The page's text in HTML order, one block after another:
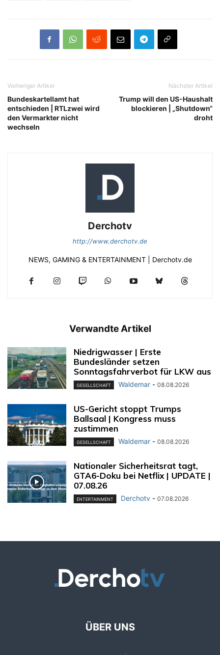
Vorheriger Artikel
Bundeskartellamt hat
entschieden | RTLzwei wird
den Vermarkter nicht
wechseln
Nächster Artikel
Trump will den US-Haushalt
blockieren | „Shutdown“
droht
Derchotv
http://www.derchotv.de
NEWS, GAMING & ENTERTAINMENT | Derchotv.de
Verwandte Artikel
Niedrigwasser | Erste
Bundesländer setzen
Sonntagsfahrverbot für LKW aus
GESELLSCHAFT Waldemar - 08.08.2026
US-Gericht stoppt Trumps
Ballsaal | Kongress muss
zustimmen
GESELLSCHAFT Waldemar - 08.08.2026
Nationaler Sicherheitsrat tagt,
GTA6-Doku bei Netflix | UPDATE |
07.08.26
ENTERTAINMENT Derchotv - 07.08.2026
ÜBER UNS